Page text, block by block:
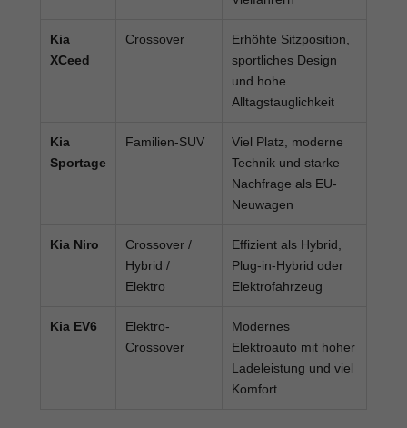
Kia
XCeed
Crossover
Erhöhte Sitzposition,
sportliches Design
und hohe
Alltagstauglichkeit
Kia
Sportage
Familien-SUV
Viel Platz, moderne
Technik und starke
Nachfrage als EU-
Neuwagen
Kia Niro
Crossover /
Hybrid /
Elektro
Effizient als Hybrid,
Plug-in-Hybrid oder
Elektrofahrzeug
Kia EV6
Elektro-
Crossover
Modernes
Elektroauto mit hoher
Ladeleistung und viel
Komfort